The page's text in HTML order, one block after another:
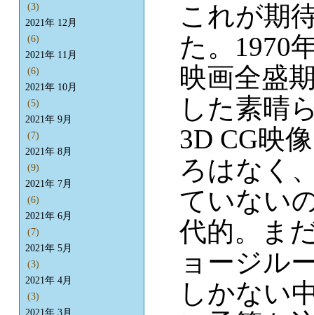
これが期
た。1970
映画全盛
した素晴
3D CG映
ろはなく
ていない
代的。ま
ョージル
しかない
(3)
2021年 12月
(6)
2021年 11月
(6)
2021年 10月
(5)
2021年 9月
(7)
2021年 8月
(9)
2021年 7月
(6)
2021年 6月
(7)
2021年 5月
(3)
2021年 4月
(3)
2021年 3月